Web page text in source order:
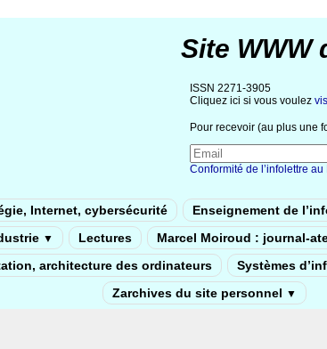
Site WWW
ISSN 2271-3905
Cliquez ici si vous voulez
Pour recevoir (au plus une
Conformité de l’infolettre au
Internet, cybersécurité Enseignement de
▼ Lectures Marcel Moiroud : journal-
architecture des ordinateurs Systèmes
Zarchives du site personnel ▼